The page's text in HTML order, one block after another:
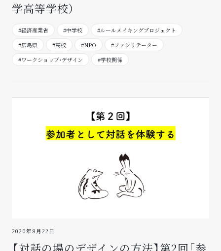
学高等学校）
#経済産業省 #中学校
#ルールメイキングプロジェクト
#広島県
#高校 #NPO
#ファシリテーター
#ワークショップ・デザイン
#学校関係
2020年8月22日
【対話の場のデザインの方法】第2回「参